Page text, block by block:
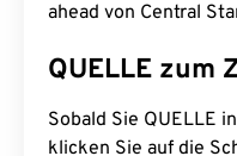
ahead von Central
QUELLE zum
Sobald Sie QUELLE
klicken Sie auf die